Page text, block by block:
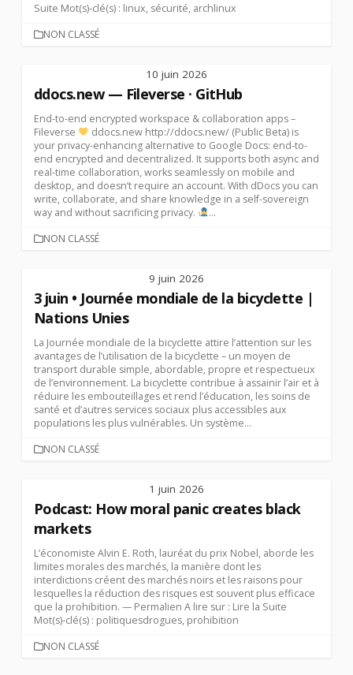
Suite Mot(s)-clé(s) : linux, sécurité, archlinux
CATEGORIES
NON CLASSÉ
10 juin 2026
ddocs.new — Fileverse · GitHub
End-to-end encrypted workspace & collaboration apps –
Fileverse
ddocs.new http://ddocs.new/ (Public Beta) is
your privacy-enhancing alternative to Google Docs: end-to-
end encrypted and decentralized. It supports both async and
real-time collaboration, works seamlessly on mobile and
desktop, and doesn’t require an account. With dDocs you can
write, collaborate, and share knowledge in a self-sovereign
way and without sacrificing privacy.
...
CATEGORIES
NON CLASSÉ
9 juin 2026
3 juin • Journée mondiale de la bicyclette |
Nations Unies
La Journée mondiale de la bicyclette attire l’attention sur les
avantages de l’utilisation de la bicyclette – un moyen de
transport durable simple, abordable, propre et respectueux
de l’environnement. La bicyclette contribue à assainir l’air et à
réduire les embouteillages et rend l’éducation, les soins de
santé et d’autres services sociaux plus accessibles aux
populations les plus vulnérables. Un système...
CATEGORIES
NON CLASSÉ
1 juin 2026
Podcast: How moral panic creates black
markets
L’économiste Alvin E. Roth, lauréat du prix Nobel, aborde les
limites morales des marchés, la manière dont les
interdictions créent des marchés noirs et les raisons pour
lesquelles la réduction des risques est souvent plus efficace
que la prohibition. — Permalien A lire sur : Lire la Suite
Mot(s)-clé(s) : politiquesdrogues, prohibition
CATEGORIES
NON CLASSÉ